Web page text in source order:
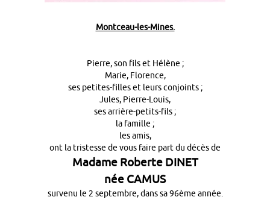
Montceau-les-Mines.
Pierre, son fils et Hélène ;
Marie, Florence,
ses petites-filles et leurs conjoints ;
Jules, Pierre-Louis,
ses arrière-petits-fils ;
la famille ;
les amis,
ont la tristesse de vous faire part du décès de
Madame Roberte DINET
née CAMUS
survenu le 2 septembre, dans sa 96ème année.